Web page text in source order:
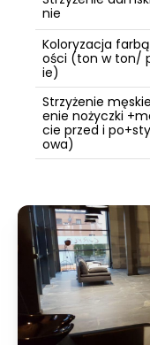
nie
Koloryzacja
ości (ton w ton/
ie)
Strzyżenie
enie nożyczki
cie przed i
owa)